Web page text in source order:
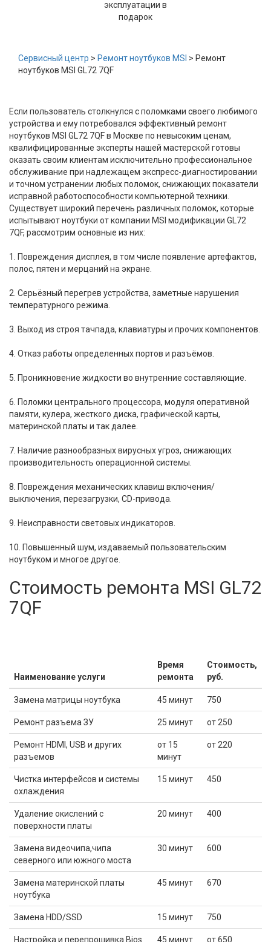
эксплуатации в
подарок
Сервисный центр > Ремонт ноутбуков MSI > Ремонт
ноутбуков MSI GL72 7QF
Если пользователь столкнулся с поломками своего любимого
устройства и ему потребовался эффективный ремонт
ноутбуков MSI GL72 7QF в Москве по невысоким ценам,
квалифицированные эксперты нашей мастерской готовы
оказать своим клиентам исключительно профессиональное
обслуживание при надлежащем экспресс-диагностировании
и точном устранении любых поломок, снижающих показатели
исправной работоспособности компьютерной техники.
Существует широкий перечень различных поломок, которые
испытывают ноутбуки от компании MSI модификации GL72
7QF, рассмотрим основные из них:
1. Повреждения дисплея, в том числе появление артефактов,
полос, пятен и мерцаний на экране.
2. Серьёзный перегрев устройства, заметные нарушения
температурного режима.
3. Выход из строя тачпада, клавиатуры и прочих компонентов.
4. Отказ работы определенных портов и разъёмов.
5. Проникновение жидкости во внутренние составляющие.
6. Поломки центрального процессора, модуля оперативной
памяти, кулера, жесткого диска, графической карты,
материнской платы и так далее.
7. Наличие разнообразных вирусных угроз, снижающих
производительность операционной системы.
8. Повреждения механических клавиш включения/
выключения, перезагрузки, CD-привода.
9. Неисправности световых индикаторов.
10. Повышенный шум, издаваемый пользовательским
ноутбуком и многое другое.
Стоимость ремонта MSI GL72
7QF
Наименование услуги
Время
ремонта
Стоимость,
руб.
Замена матрицы ноутбука 45 минут 750
Ремонт разъема ЗУ 25 минут от 250
Ремонт HDMI, USB и других
разъемов
от 15
минут
от 220
Чистка интерфейсов и системы
охлаждения
15 минут 450
Удаление окислений с
поверхности платы
20 минут 400
Замена видеочипа,чипа
северного или южного моста
30 минут 600
Замена материнской платы
ноутбука
45 минут 670
Замена HDD/SSD 15 минут 750
Настройка и перепрошивка Bios 45 минут от 650